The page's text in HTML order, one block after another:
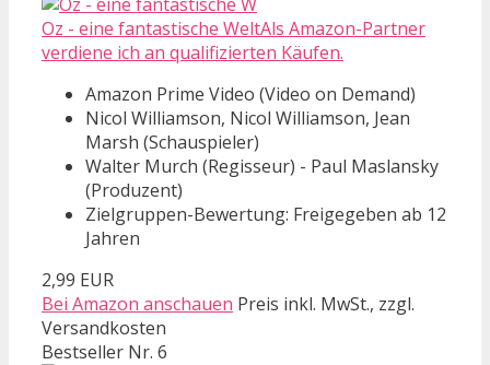
Oz - eine fantastische WeltAls Amazon-Partner
verdiene ich an qualifizierten Käufen.
Amazon Prime Video (Video on Demand)
Nicol Williamson, Nicol Williamson, Jean
Marsh (Schauspieler)
Walter Murch (Regisseur) - Paul Maslansky
(Produzent)
Zielgruppen-Bewertung: Freigegeben ab 12
Jahren
2,99 EUR
Bei Amazon anschauen Preis inkl. MwSt., zzgl.
Versandkosten
Bestseller Nr. 6